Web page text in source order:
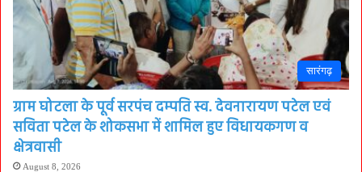
सारंगढ़
ग्राम घोटला के पूर्व सरपंच दम्पति स्व. देवनारायण पटेल एवं
सविता पटेल के शोकसभा में शामिल हुए विधायकगण व
क्षेत्रवासी
August 8, 2026